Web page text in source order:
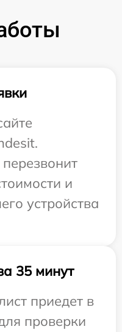
и
устройства
35 минут
приедет в
проверки